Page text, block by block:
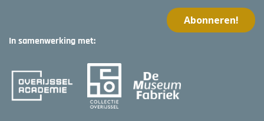
In samenwerking met: